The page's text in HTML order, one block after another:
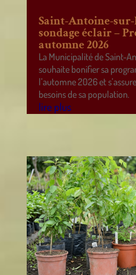
Saint-Antoine-
sondage éclair –
automne 2026
La Municipalité de Saint-
souhaite bonifier sa
l’automne 2026 et
besoins de sa population.
lire plus